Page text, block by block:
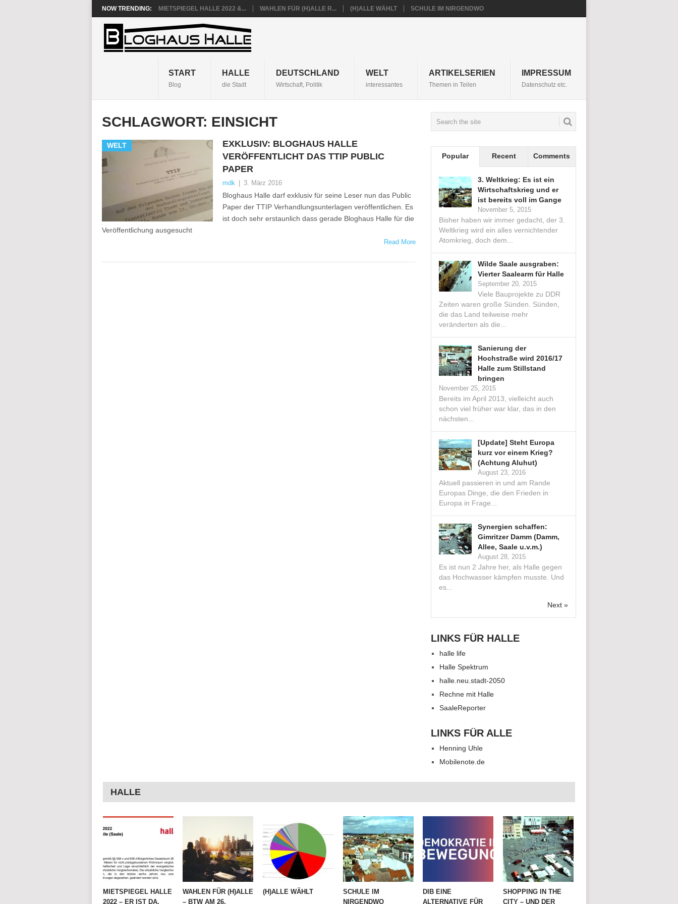
NOW TRENDING: MIETSPIEGEL HALLE 2022 &... WAHLEN FÜR (H)ALLE R... (H)ALLE WÄHLT SCHULE IM NIRGENDWO
START
Blog
HALLE
die Stadt
DEUTSCHLAND
Wirtschaft, Politik
WELT
interessantes
ARTIKELSERIEN
Themen in Teilen
IMPRESSUM
Datenschutz etc.
SCHLAGWORT: EINSICHT
WELT
EXKLUSIV: BLOGHAUS HALLE
VERÖFFENTLICHT DAS TTIP PUBLIC
PAPER
mdk 3. März 2016
Bloghaus Halle darf exklusiv für seine Leser nun das Public
Paper der TTIP Verhandlungsunterlagen veröffentlichen. Es
ist doch sehr erstaunlich dass gerade Bloghaus Halle für die
Veröffentlichung ausgesucht
Read More
Popular Recent Comments
3. Weltkrieg: Es ist ein
Wirtschaftskrieg und er
ist bereits voll im Gange
November 5, 2015
Bisher haben wir immer gedacht, der 3.
Weltkrieg wird ein alles vernichtender
Atomkrieg, doch dem...
Wilde Saale ausgraben:
Vierter Saalearm für Halle
September 20, 2015
Viele Bauprojekte zu DDR
Zeiten waren große Sünden. Sünden,
die das Land teilweise mehr
veränderten als die...
Sanierung der
Hochstraße wird 2016/17
Halle zum Stillstand
bringen
November 25, 2015
Bereits im April 2013, vielleicht auch
schon viel früher war klar, das in den
nächsten...
[Update] Steht Europa
kurz vor einem Krieg?
(Achtung Aluhut)
August 23, 2016
Aktuell passieren in und am Rande
Europas Dinge, die den Frieden in
Europa in Frage...
Synergien schaffen:
Gimritzer Damm (Damm,
Allee, Saale u.v.m.)
August 28, 2015
Es ist nun 2 Jahre her, als Halle gegen
das Hochwasser kämpfen musste. Und
es...
Next »
LINKS FÜR HALLE
halle life
Halle Spektrum
halle.neu.stadt-2050
Rechne mit Halle
SaaleReporter
LINKS FÜR ALLE
Henning Uhle
Mobilenote.de
HALLE
MIETSPIEGEL HALLE
2022 – ER IST DA,
WAHLEN FÜR (H)ALLE
– BTW AM 26.
(H)ALLE WÄHLT
SCHULE IM
NIRGENDWO
DIB EINE
ALTERNATIVE FÜR
SHOPPING IN THE
CITY – UND DER